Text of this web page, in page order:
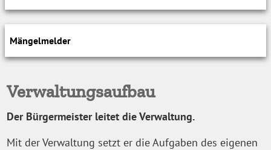
Mängelmelder
Verwaltungsaufbau
Der Bürgermeister leitet die Verwaltung.
Mit der Verwaltung setzt er die Aufgaben des eigenen